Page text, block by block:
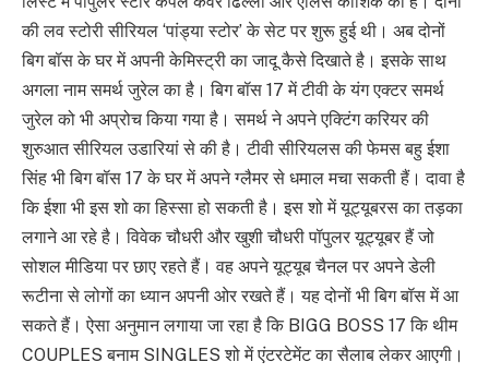
की लव स्टोरी सीरियल ‘पांड्या स्टोर’ के सेट पर शुरू हुई थी। अब दोनों
बिग बॉस के घर में अपनी केमिस्ट्री का जादू कैसे दिखाते है। इसके साथ
अगला नाम समर्थ जुरेल का है। बिग बॉस 17 में टीवी के यंग एक्टर समर्थ
जुरेल को भी अप्रोच किया गया है। समर्थ ने अपने एक्टिंग करियर की
शुरुआत सीरियल उडारियां से की है। टीवी सीरियलस की फेमस बहु ईशा
सिंह भी बिग बॉस 17 के घर में अपने ग्लैमर से धमाल मचा सकती हैं। दावा है
कि ईशा भी इस शो का हिस्सा हो सकती है। इस शो में यूट्यूबरस का तड़का
लगाने आ रहे है। विवेक चौधरी और खुशी चौधरी पॉपुलर यूट्यूबर हैं जो
सोशल मीडिया पर छाए रहते हैं। वह अपने यूट्यूब चैनल पर अपने डेली
रूटीना से लोगों का ध्यान अपनी ओर रखते हैं। यह दोनों भी बिग बॉस में आ
सकते हैं। ऐसा अनुमान लगाया जा रहा है कि BIGG BOSS 17 कि थीम
COUPLES बनाम SINGLES शो में एंटरटेमेंट का सैलाब लेकर आएगी।